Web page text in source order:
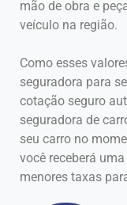
mão de obra e
veículo na região.
Como esses
seguradora para
cotação seguro
seguradora de
seu carro no
você receberá
menores taxas